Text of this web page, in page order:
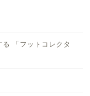
「フットコレクタ